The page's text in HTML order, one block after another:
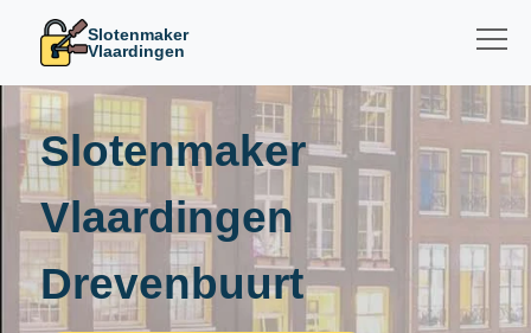
Slotenmaker
Vlaardingen
Slotenmaker
Vlaardingen
Drevenbuurt